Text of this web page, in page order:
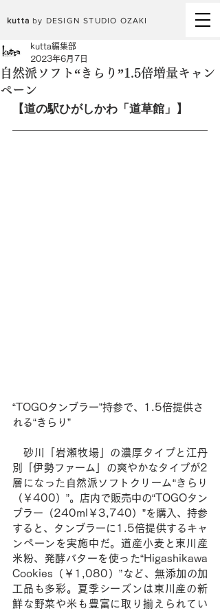
kutta by DESIGN STUDIO OZAKI
自然派ソフト“きらり”1.5倍増量キャン
ペーン
kutta編集部
2023年6月7日
【道の駅ひがしかわ「道草館」】
“TOGOタンブラー”持参で、1.5倍提供さ
れる“きらり”
砂川「岩瀬牧場」の濃厚タイプと江丹
別「伊勢ファーム」の爽やかなタイプが2
層になった自然派ソフトクリーム“きらり
（￥400）”。店内で販売中の“TOGOタン
ブラー（240ml￥3,740）”を購入、持参
すると、タンブラーに1.5倍提供するキャ
ンペーンを実施中だ。道産小麦と東川産
米粉、発酵バターを使った“Higashikawa
Cookies（￥1,080）”など、無添加の加
工品も多彩。夏季シーズンは東川産の新
鮮な野菜や米も豊富に取り揃えられてい